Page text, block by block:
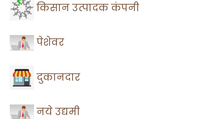
किसान उत्पादक कंपनी
पेशेवर
दुकानदार
नये उद्यमी